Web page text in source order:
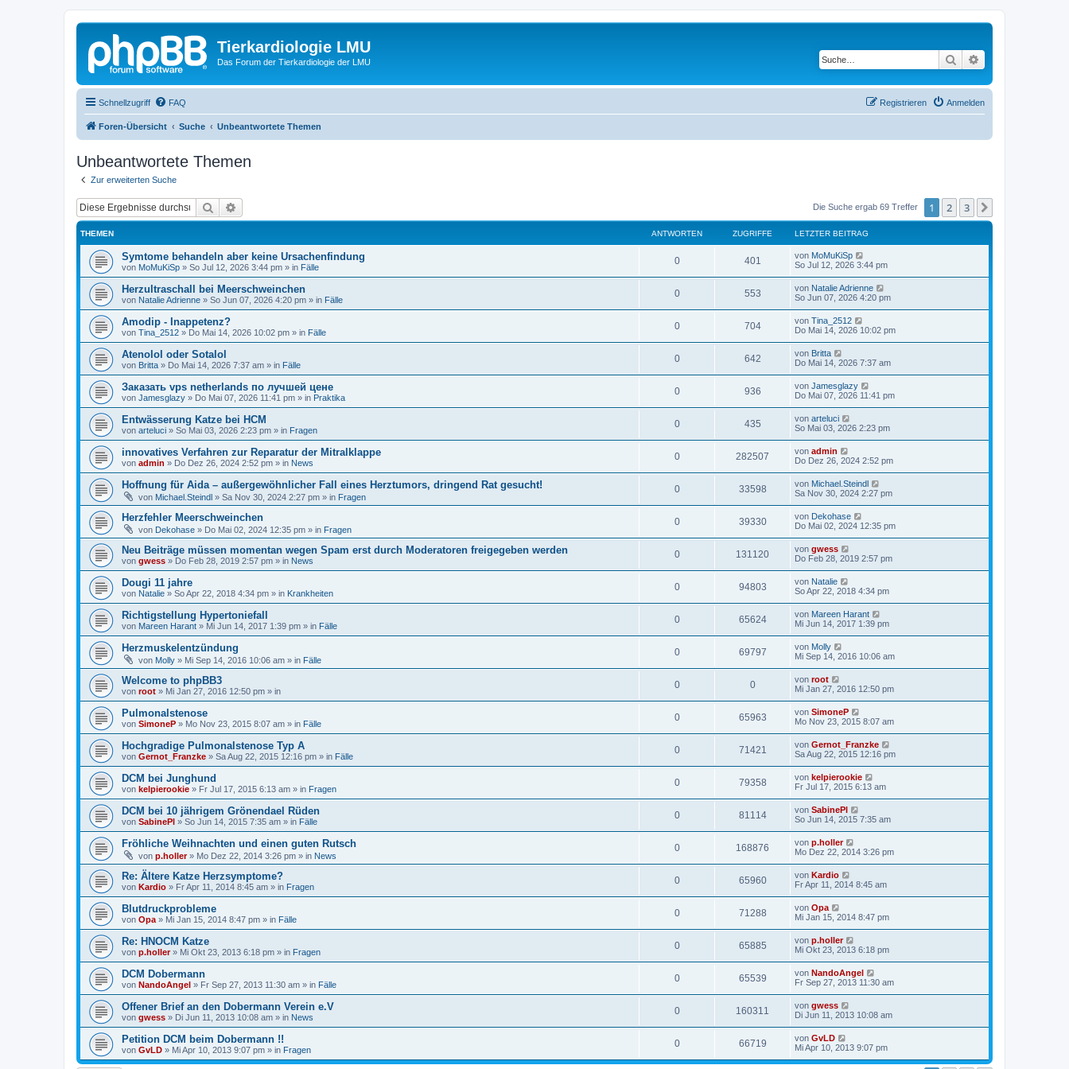
Tierkardiologie LMU
Das Forum der Tierkardiologie der LMU Suche
Schnellzugriff FAQ Anmelden
Registrieren
Foren-Übersicht Suche Unbeantwortete Themen
Unbeantwortete Themen
Zur erweiterten Suche
Suche Die Suche ergab 69 Treffer 1 2 3
THEMEN ANTWORTEN ZUGRIFFE LETZTER BEITRAG
Symtome behandeln aber keine Ursachenfindung
von MoMuKiSp » So Jul 12, 2026 3:44 pm » in Fälle
0 401 von MoMuKiSp
So Jul 12, 2026 3:44 pm
Herzultraschall bei Meerschweinchen
von Natalie Adrienne » So Jun 07, 2026 4:20 pm » in Fälle
0 553 von Natalie Adrienne
So Jun 07, 2026 4:20 pm
Amodip - Inappetenz?
von Tina_2512 » Do Mai 14, 2026 10:02 pm » in Fälle
0 704 von Tina_2512
Do Mai 14, 2026 10:02 pm
Atenolol oder Sotalol
von Britta » Do Mai 14, 2026 7:37 am » in Fälle
0 642 von Britta
Do Mai 14, 2026 7:37 am
Заказать vps netherlands по лучшей цене
von Jamesglazy » Do Mai 07, 2026 11:41 pm » in Praktika
0 936 von Jamesglazy
Do Mai 07, 2026 11:41 pm
Entwässerung Katze bei HCM
von arteluci » So Mai 03, 2026 2:23 pm » in Fragen
0 435 von arteluci
So Mai 03, 2026 2:23 pm
innovatives Verfahren zur Reparatur der Mitralklappe
von admin » Do Dez 26, 2024 2:52 pm » in News
0 282507 von admin
Do Dez 26, 2024 2:52 pm
Hoffnung für Aida – außergewöhnlicher Fall eines Herztumors, dringend Rat gesucht!
von Michael.Steindl » Sa Nov 30, 2024 2:27 pm » in Fragen
0 33598 von Michael.Steindl
Sa Nov 30, 2024 2:27 pm
Herzfehler Meerschweinchen
von Dekohase » Do Mai 02, 2024 12:35 pm » in Fragen
0 39330 von Dekohase
Do Mai 02, 2024 12:35 pm
Neu Beiträge müssen momentan wegen Spam erst durch Moderatoren freigegeben werden
von gwess » Do Feb 28, 2019 2:57 pm » in News
0 131120 von gwess
Do Feb 28, 2019 2:57 pm
Dougi 11 jahre
von Natalie » So Apr 22, 2018 4:34 pm » in Krankheiten
0 94803 von Natalie
So Apr 22, 2018 4:34 pm
Richtigstellung Hypertoniefall
von Mareen Harant » Mi Jun 14, 2017 1:39 pm » in Fälle
0 65624 von Mareen Harant
Mi Jun 14, 2017 1:39 pm
Herzmuskelentzündung
von Molly » Mi Sep 14, 2016 10:06 am » in Fälle
0 69797 von Molly
Mi Sep 14, 2016 10:06 am
Welcome to phpBB3
von root » Mi Jan 27, 2016 12:50 pm » in
0 0 von root
Mi Jan 27, 2016 12:50 pm
Pulmonalstenose
von SimoneP » Mo Nov 23, 2015 8:07 am » in Fälle
0 65963 von SimoneP
Mo Nov 23, 2015 8:07 am
Hochgradige Pulmonalstenose Typ A
von Gernot_Franzke » Sa Aug 22, 2015 12:16 pm » in Fälle
0 71421 von Gernot_Franzke
Sa Aug 22, 2015 12:16 pm
DCM bei Junghund
von kelpierookie » Fr Jul 17, 2015 6:13 am » in Fragen
0 79358 von kelpierookie
Fr Jul 17, 2015 6:13 am
DCM bei 10 jährigem Grönendael Rüden
von SabinePl » So Jun 14, 2015 7:35 am » in Fälle
0 81114 von SabinePl
So Jun 14, 2015 7:35 am
Fröhliche Weihnachten und einen guten Rutsch
von p.holler» Mo Dez 22, 2014 3:26 pm » in News
0 168876 von p.holler
Mo Dez 22, 2014 3:26 pm
Re: Ältere Katze Herzsymptome?
von Kardio » Fr Apr 11, 2014 8:45 am » in Fragen
0 65960 von Kardio
Fr Apr 11, 2014 8:45 am
Blutdruckprobleme
von Opa » Mi Jan 15, 2014 8:47 pm » in Fälle
0 71288 von Opa
Mi Jan 15, 2014 8:47 pm
Re: HNOCM Katze
von p.holler» Mi Okt 23, 2013 6:18 pm » in Fragen
0 65885 von p.holler
Mi Okt 23, 2013 6:18 pm
DCM Dobermann
von NandoAngel » Fr Sep 27, 2013 11:30 am » in Fälle
0 65539 von NandoAngel
Fr Sep 27, 2013 11:30 am
Offener Brief an den Dobermann Verein e.V
von gwess » Di Jun 11, 2013 10:08 am » in News
0 160311 von gwess
Di Jun 11, 2013 10:08 am
Petition DCM beim Dobermann !!
von GvLD » Mi Apr 10, 2013 9:07 pm » in Fragen
0 66719 von GvLD
Mi Apr 10, 2013 9:07 pm